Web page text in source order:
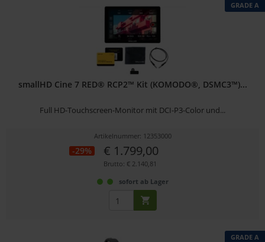
GRADE A
smallHD Cine 7 RED® RCP2™ Kit (KOMODO®, DSMC3™)...
Full HD-Touchscreen-Monitor mit DCI-P3-Color und...
Artikelnummer: 12353000
-29% € 1.799,00
Brutto: € 2.140,81
sofort ab Lager
GRADE A